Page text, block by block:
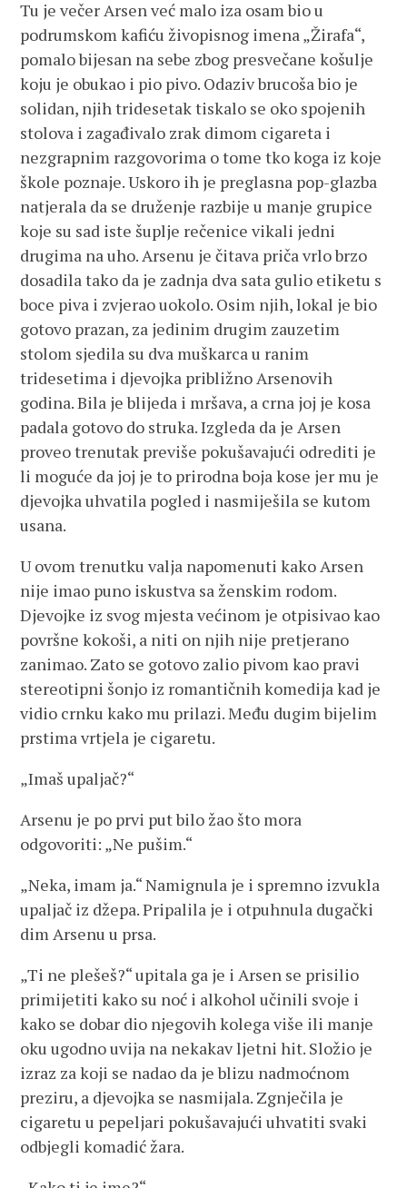
Tu je večer Arsen već malo iza osam bio u
podrumskom kafiću živopisnog imena „Žirafa“,
pomalo bijesan na sebe zbog presvečane košulje
koju je obukao i pio pivo. Odaziv brucoša bio je
solidan, njih tridesetak tiskalo se oko spojenih
stolova i zagađivalo zrak dimom cigareta i
nezgrapnim razgovorima o tome tko koga iz koje
škole poznaje. Uskoro ih je preglasna pop-glazba
natjerala da se druženje razbije u manje grupice
koje su sad iste šuplje rečenice vikali jedni
drugima na uho. Arsenu je čitava priča vrlo brzo
dosadila tako da je zadnja dva sata gulio etiketu s
boce piva i zvjerao uokolo. Osim njih, lokal je bio
gotovo prazan, za jedinim drugim zauzetim
stolom sjedila su dva muškarca u ranim
tridesetima i djevojka približno Arsenovih
godina. Bila je blijeda i mršava, a crna joj je kosa
padala gotovo do struka. Izgleda da je Arsen
proveo trenutak previše pokušavajući odrediti je
li moguće da joj je to prirodna boja kose jer mu je
djevojka uhvatila pogled i nasmiješila se kutom
usana.
U ovom trenutku valja napomenuti kako Arsen
nije imao puno iskustva sa ženskim rodom.
Djevojke iz svog mjesta većinom je otpisivao kao
površne kokoši, a niti on njih nije pretjerano
zanimao. Zato se gotovo zalio pivom kao pravi
stereotipni šonjo iz romantičnih komedija kad je
vidio crnku kako mu prilazi. Među dugim bijelim
prstima vrtjela je cigaretu.
„Imaš upaljač?“
Arsenu je po prvi put bilo žao što mora
odgovoriti: „Ne pušim.“
„Neka, imam ja.“ Namignula je i spremno izvukla
upaljač iz džepa. Pripalila je i otpuhnula dugački
dim Arsenu u prsa.
„Ti ne plešeš?“ upitala ga je i Arsen se prisilio
primijetiti kako su noć i alkohol učinili svoje i
kako se dobar dio njegovih kolega više ili manje
oku ugodno uvija na nekakav ljetni hit. Složio je
izraz za koji se nadao da je blizu nadmoćnom
preziru, a djevojka se nasmijala. Zgnječila je
cigaretu u pepeljari pokušavajući uhvatiti svaki
odbjegli komadić žara.